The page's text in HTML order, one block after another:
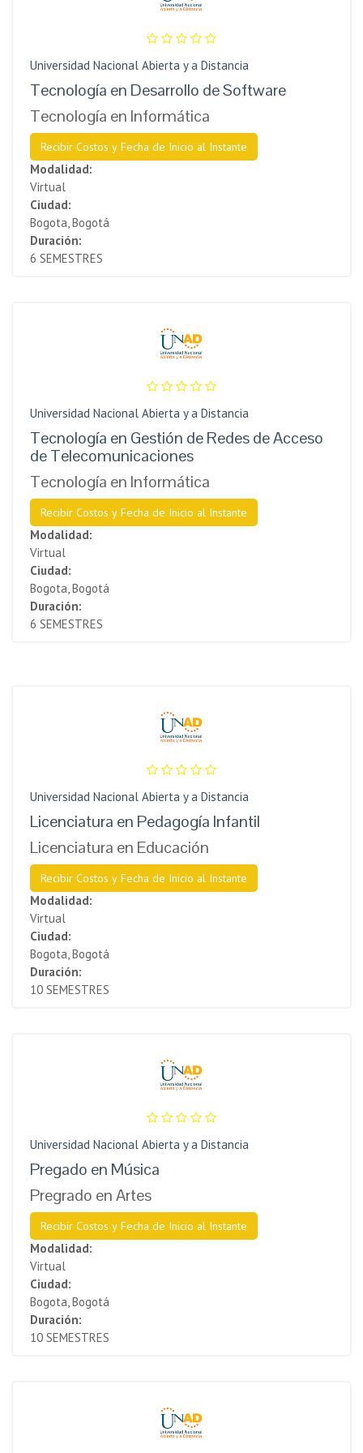
Universidad Nacional Abierta y a Distancia
Tecnología en Desarrollo de Software
Tecnología en Informática
Recibir Costos y Fecha de Inicio al Instante
Modalidad:
Virtual
Ciudad:
Bogota, Bogotá
Duración:
6 SEMESTRES
Universidad Nacional Abierta y a Distancia
Tecnología en Gestión de Redes de Acceso
de Telecomunicaciones
Tecnología en Informática
Recibir Costos y Fecha de Inicio al Instante
Modalidad:
Virtual
Ciudad:
Bogota, Bogotá
Duración:
6 SEMESTRES
Universidad Nacional Abierta y a Distancia
Licenciatura en Pedagogía Infantil
Licenciatura en Educación
Recibir Costos y Fecha de Inicio al Instante
Modalidad:
Virtual
Ciudad:
Bogota, Bogotá
Duración:
10 SEMESTRES
Universidad Nacional Abierta y a Distancia
Pregado en Música
Pregrado en Artes
Recibir Costos y Fecha de Inicio al Instante
Modalidad:
Virtual
Ciudad:
Bogota, Bogotá
Duración:
10 SEMESTRES